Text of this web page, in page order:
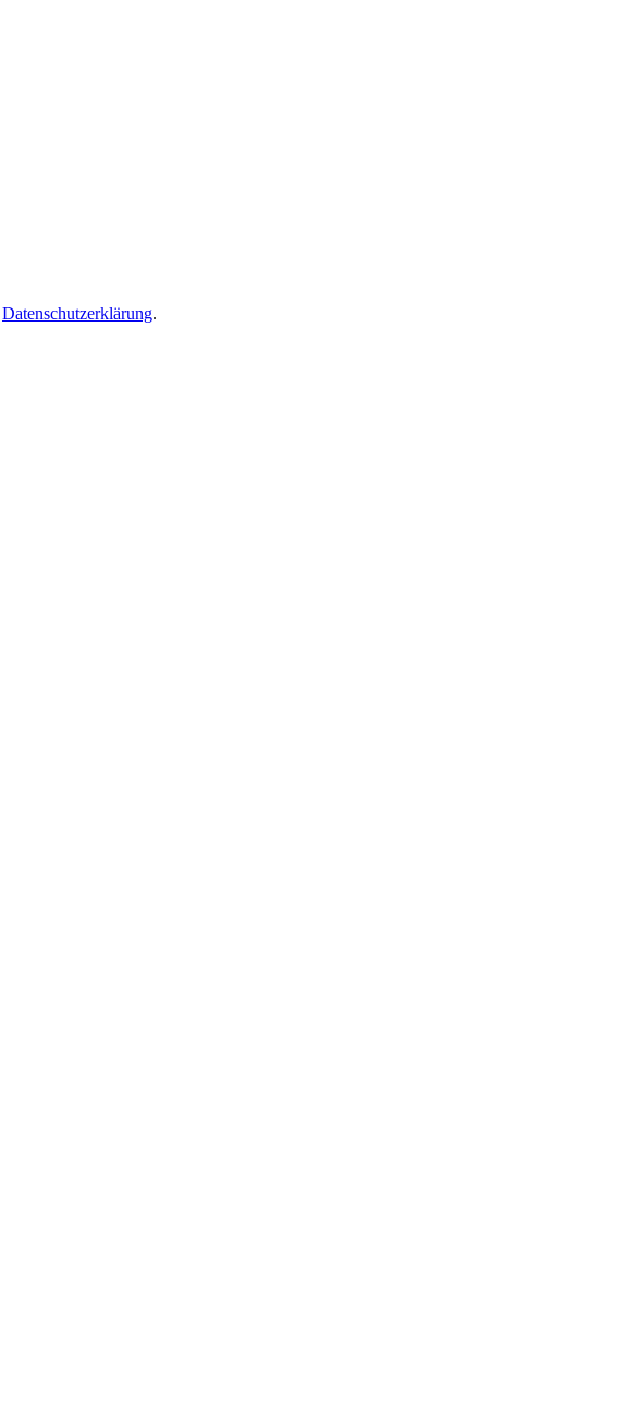
Datenschutzerklärung.